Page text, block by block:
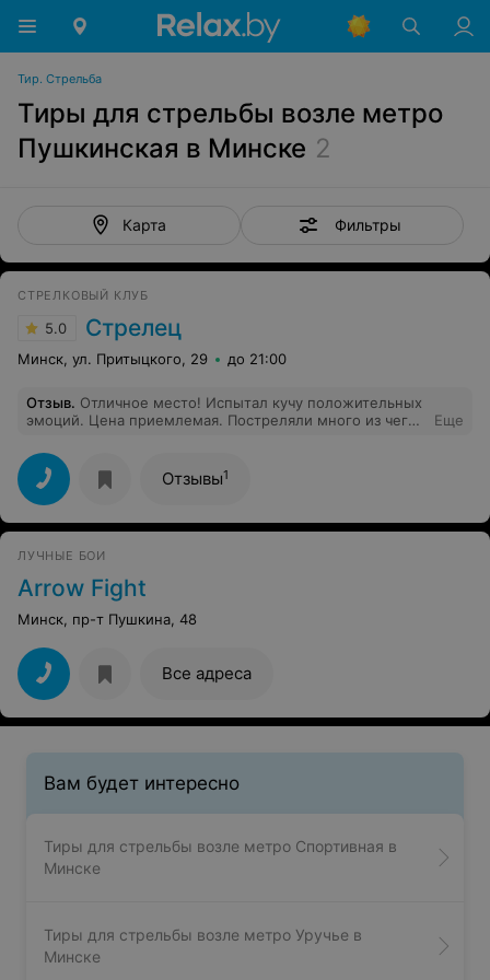
Тир. Стрельба
Тиры для стрельбы возле метро
Пушкинская в Минске 2
Карта Фильтры
СТРЕЛКОВЫЙ КЛУБ
5.0 Стрелец
Минск, ул. Притыцкого, 29 до 21:00
Отзыв. Отличное место! Испытал кучу положительных
эмоций. Цена приемлемая. Постреляли много из чего,
за внимание и разъяснения, мастер своего дела!
Успехов Вам и процветания!
Еще
Отзывы1
ЛУЧНЫЕ БОИ
Arrow Fight
Минск, пр-т Пушкина, 48
Все адреса
Вам будет интересно
Тиры для стрельбы возле метро Спортивная в
Минске
Тиры для стрельбы возле метро Уручье в
Минске